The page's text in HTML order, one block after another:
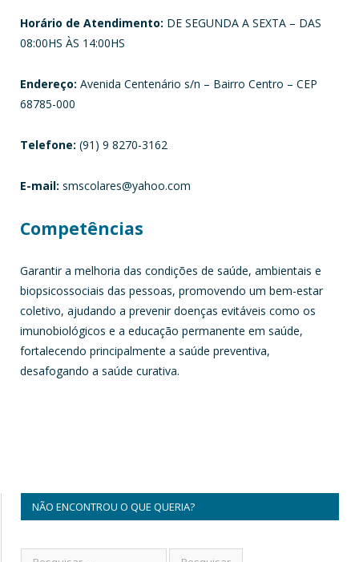
Horário de Atendimento: DE SEGUNDA A SEXTA – DAS
08:00HS ÀS 14:00HS
Endereço: Avenida Centenário s/n – Bairro Centro – CEP
68785-000
Telefone: (91) 9 8270-3162
E-mail: smscolares@yahoo.com
Competências
Garantir a melhoria das condições de saúde, ambientais e
biopsicossociais das pessoas, promovendo um bem-estar
coletivo, ajudando a prevenir doenças evitáveis como os
imunobiológicos e a educação permanente em saúde,
fortalecendo principalmente a saúde preventiva,
desafogando a saúde curativa.
NÃO ENCONTROU O QUE QUERIA?